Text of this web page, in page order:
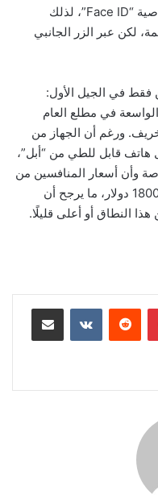
المعقدة “TrueDepth” التي تتطلبها خاصية “Face ID”، لذلك
لكن عبر الزر الجانبي
فقط في الجيل الأول:
الواسعة في مطلع العام
ورغم أن الجهاز من
هاتف قابل للطي من “أبل”،
وأن أسعار المنافسين من
الهواتف القابلة للطي تصل إلى حوالي 1800 دولار، ما يرجح أن
النطاق أو أعلى قليلًا.
بينتيريست مشاركة عبر البريد